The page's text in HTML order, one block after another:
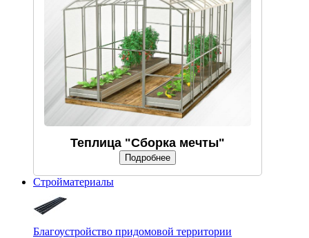
Теплица "Сборка мечты"
Подробнее
Стройматериалы
Благоустройство придомовой территории